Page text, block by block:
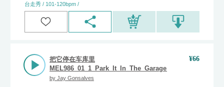
台走秀 / 101-120bpm /
把它停在车库里
by Jay Gonsalves
¥66